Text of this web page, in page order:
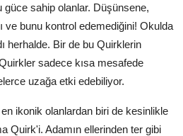
sahip olanlar. Düşünsene,
ve bunu kontrol edemediğini! Okulda
herhalde. Bir de bu Quirklerin
sadece kısa mesafede
uzağa etki edebiliyor.
ikonik olanlardan biri de kesinlikle
Quirk'i. Adamın ellerinden ter gibi